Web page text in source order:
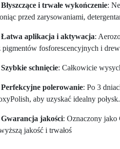
Błyszczące i trwałe wykończenie:
przed zarysowaniami,
Łatwa aplikacja i aktywacja:
pigmentów fosforescencyjnych i
Szybkie schnięcie: Całkowicie
Perfekcyjne polerowanie: Po 3
aby uzyskać idealny połysk.
Gwarancja jakości: Oznaczony jako
jakość i trwałoś